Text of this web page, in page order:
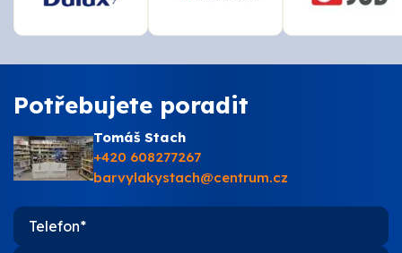
Potřebujete poradit
Tomáš Stach
+420 608277267
barvylakystach@centrum.cz